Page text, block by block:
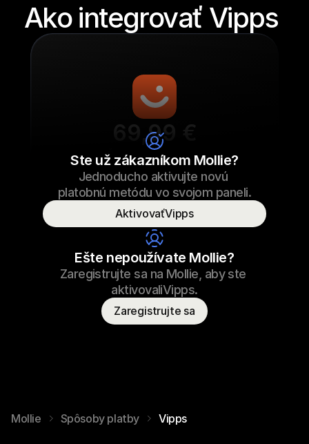
Ako integrovať Vipps
69,99 €
Šnúrky na tenisky
Šnúrky na tenisky
23.09.2022 17:29 69,99 €
Zaplatené
Ste už zákazníkom Mollie?
Jednoducho aktivujte novú
platobnú metódu vo svojom paneli.
AktivovaťVipps
Ešte nepoužívate Mollie?
Zaregistrujte sa na Mollie, aby ste
aktivovaliVipps.
Zaregistrujte sa
Mollie Spôsoby platby Vipps